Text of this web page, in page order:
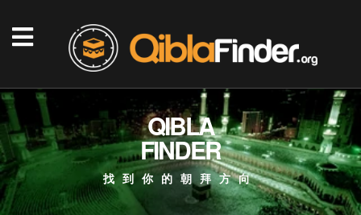
QIBLA
FINDER
找到你的朝拜方向